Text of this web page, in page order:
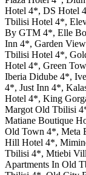
Hotel 4*, DS Hotel
Tbilisi Hotel 4*,
By GTM 4*, Elle
Inn 4*, Garden
Tbilisi Hotel 4*,
Hotel 4*, Green
Iberia Didube 4*,
4*, Just Inn 4*,
Hotel 4*, King
Margot Old Tbilisi
Matiane Boutique
Old Town 4*, Meta
Hill Hotel 4*,
Tbilisi 4*, Mtiebi
Apartments In Old